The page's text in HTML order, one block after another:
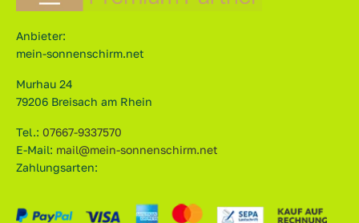
Anbieter:
mein-sonnenschirm.net
Murhau 24
79206 Breisach am Rhein
Tel.: 07667-9337570
E-Mail: mail@mein-sonnenschirm.net
Zahlungsarten: